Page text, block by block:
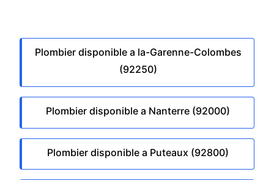
Plombier disponible a la-Garenne-Colombes
(92250)
Plombier disponible a Nanterre (92000)
Plombier disponible a Puteaux (92800)